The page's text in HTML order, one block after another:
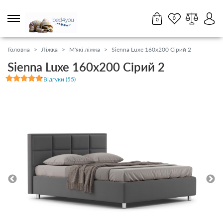
Партнерам Салони17 UA RU
0 800 211 431
Наматрацники
Ліжка
Тумби, комоди, пуфи
0 0
Головна Ліжка М'які ліжка Sienna Luxe 160x200 Сірий 2
Sienna Luxe 160x200 Сірий 2
Відгуки (55)